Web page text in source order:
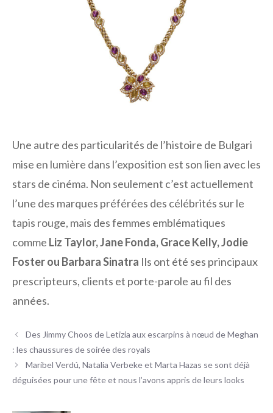
Une autre des particularités de l’histoire de Bulgari
mise en lumière dans l’exposition est son lien avec les
stars de cinéma. Non seulement c’est actuellement
l’une des marques préférées des célébrités sur le
tapis rouge, mais des femmes emblématiques
comme Liz Taylor, Jane Fonda, Grace Kelly, Jodie
Foster ou Barbara Sinatra Ils ont été ses principaux
prescripteurs, clients et porte-parole au fil des
années.
Des Jimmy Choos de Letizia aux escarpins à nœud de Meghan
: les chaussures de soirée des royals
Maribel Verdú, Natalia Verbeke et Marta Hazas se sont déjà
déguisées pour une fête et nous l’avons appris de leurs looks